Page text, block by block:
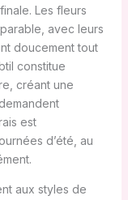
Les fleurs
avec leurs
doucement tout
constitue
créant une
est
d’été, au
aux styles de